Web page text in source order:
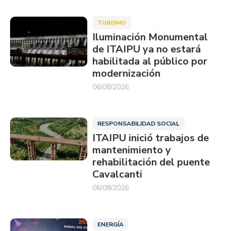
TURISMO
Iluminación Monumental
de ITAIPU ya no estará
habilitada al público por
modernización
06/08/2026
RESPONSABILIDAD SOCIAL
ITAIPU inició trabajos de
mantenimiento y
rehabilitación del puente
Cavalcanti
06/08/2026
ENERGÍA